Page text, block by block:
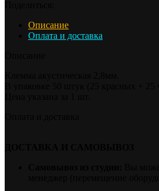
Описание
Оплата и доставка